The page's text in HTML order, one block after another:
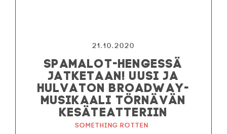
21.10.2020
SPAMALOT-HENGESSÄ
JATKETAAN! UUSI JA
HULVATON BROADWAY-
MUSIKAALI TÖRNÄVÄN
KESÄTEATTERIIN
Something Rotten